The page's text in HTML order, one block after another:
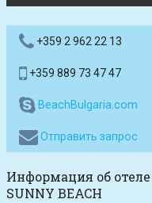
+359 2 962 22 13
+359 889 73 47 47
BeachBulgaria.com
Отправить запрос
Информация об отеле
SUNNY BEACH